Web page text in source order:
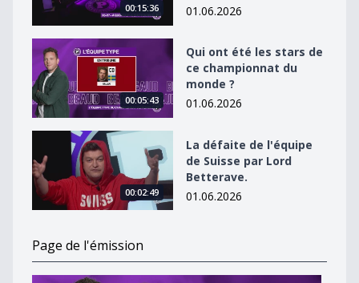
00:15:36
01.06.2026
Qui ont été les stars de ce championnat du monde ?
00:05:43
Qui ont été les stars de
ce championnat du
monde ?
01.06.2026
La défaite de l&#039;équipe de Suisse par Lord
00:02:49
La défaite de l'équipe
de Suisse par Lord
Betterave.
01.06.2026
Page de l'émission